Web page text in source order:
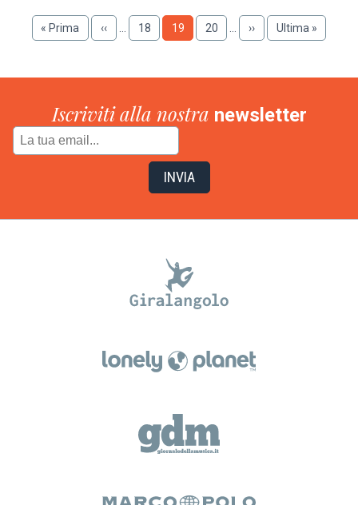
Paginazione
Prima
pagina
« Prima
Pagina
precedente
‹‹ … Pagina
18 Pagina
19 Pagina
20 …
Pagina
successiva
››
Ultima
pagina
Ultima »
Iscriviti alla nostra newsletter